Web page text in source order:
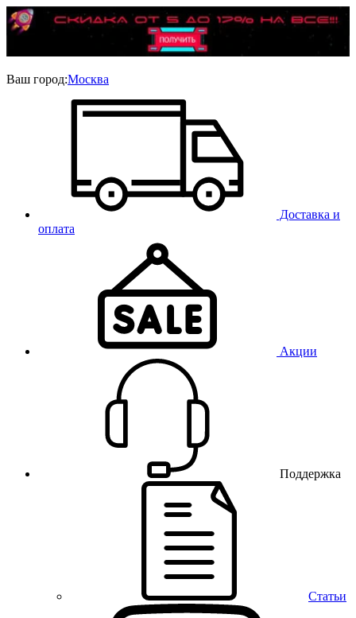
Ваш город:Москва
Доставка и
оплата
Акции
Поддержка
Статьи